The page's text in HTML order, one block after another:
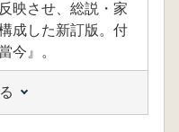
映させ、総説・家
成した新訂版。付
今』。